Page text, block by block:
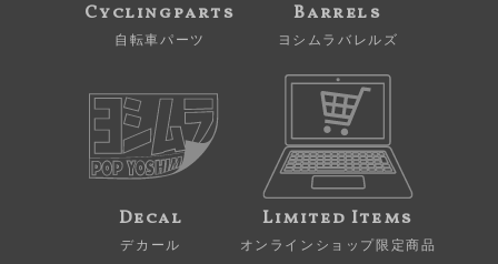
Cyclingparts
自転車パーツ
Barrels
ヨシムラバレルズ
Decal
デカール
Limited Items
オンラインショップ限定商品